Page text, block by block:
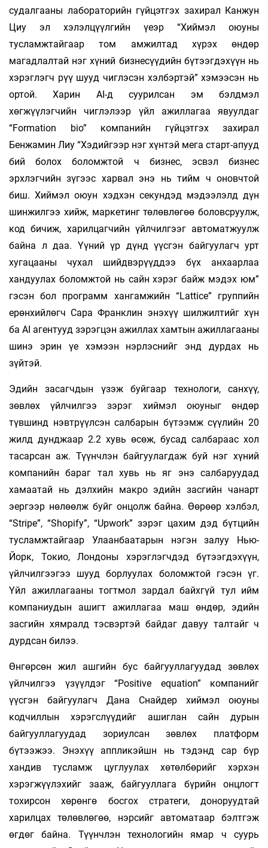
судалгааны лабораторийн гүйцэтгэх захирал Канжун
Циу эл хэлэлцүүлгийн үеэр “Хиймэл оюуны
тусламжтайгаар том амжилтад хүрэх өндөр
магадлалтай нэг хүний бизнесүүдийн бүтээгдэхүүн нь
хэрэглэгч рүү шууд чиглэсэн хэлбэртэй” хэмээсэн нь
ортой. Харин AI-д суурилсан эм бэлдмэл
хөгжүүлэгчийн чиглэлээр үйл ажиллагаа явуулдаг
“Formation bio” компанийн гүйцэтгэх захирал
Бенжамин Лиу “Хэдийгээр нэг хүнтэй мега старт-апууд
бий болох боломжтой ч бизнес, эсвэл бизнес
эрхлэгчийн зүгээс харвал энэ нь тийм ч оновчтой
биш. Хиймэл оюун хэдхэн секундэд мэдээлэлд дүн
шинжилгээ хийж, маркетинг төлөвлөгөө боловсруулж,
код бичиж, харилцагчийн үйлчилгээг автоматжуулж
байна л даа. Үүний үр дүнд үүсгэн байгуулагч урт
хугацааны чухал шийдвэрүүддээ бүх анхаарлаа
хандуулах боломжтой нь сайн хэрэг байж мэдэх юм”
гэсэн бол программ хангамжийн “Lattice” группийн
ерөнхийлөгч Сара Франклин энэхүү шилжилтийг хүн
ба AI агентууд зэрэгцэн ажиллах хамтын ажиллагааны
шинэ эрин үе хэмээн нэрлэснийг энд дурдах нь
зүйтэй.
Эдийн засагчдын үзэж буйгаар технологи, санхүү,
зөвлөх үйлчилгээ зэрэг хиймэл оюуныг өндөр
түвшинд нэвтрүүлсэн салбарын бүтээмж сүүлийн 20
жилд дунджаар 2.2 хувь өсөж, бусад салбараас хол
тасарсан аж. Түүнчлэн байгуулагдаж буй нэг хүний
компанийн бараг тал хувь нь яг энэ салбаруудад
хамаатай нь дэлхийн макро эдийн засгийн чанарт
эергээр нөлөөлж буйг онцолж байна. Өөрөөр хэлбэл,
“Stripe”, “Shopify”, “Upwork” зэрэг цахим дэд бүтцийн
тусламжтайгаар Улаанбаатарын нэгэн залуу Нью-
Йорк, Токио, Лондоны хэрэглэгчдэд бүтээгдэхүүн,
үйлчилгээгээ шууд борлуулах боломжтой гэсэн үг.
Үйл ажиллагааны тогтмол зардал байхгүй тул ийм
компаниудын ашигт ажиллагаа маш өндөр, эдийн
засгийн хямралд тэсвэртэй байдаг давуу талтайг ч
дурдсан билээ.
Өнгөрсөн жил ашгийн бус байгууллагуудад зөвлөх
үйлчилгээ үзүүлдэг “Positive equation” компанийг
үүсгэн байгуулагч Дана Снайдер хиймэл оюуны
кодчиллын хэрэгслүүдийг ашиглан сайн дурын
байгууллагуудад зориулсан зөвлөх платформ
бүтээжээ. Энэхүү аппликэйшн нь тэдэнд сар бүр
хандив тусламж цуглуулах хөтөлбөрийг хэрхэн
хэрэгжүүлэхийг зааж, байгууллага бүрийн онцлогт
тохирсон хөрөнгө босгох стратеги, доноруудтай
харилцах төлөвлөгөө, нэрсийг автоматаар бэлтгэж
өгдөг байна. Түүнчлэн технологийн ямар ч суурь